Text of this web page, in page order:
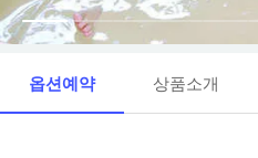
옵션예약 상품소개